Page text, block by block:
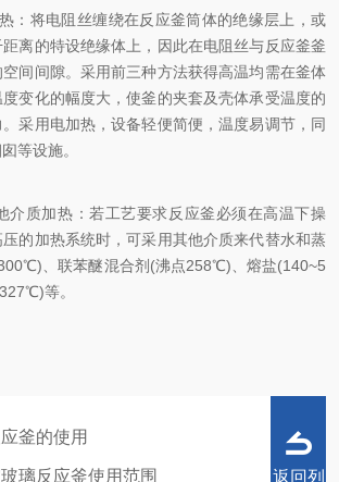
：将电阻丝缠绕在反应釜筒体的绝缘层上，或
离的特设绝缘体上，因此在电阻丝与反应釜釜
间间隙。采用前三种方法获得高温均需在釜体
度变化的幅度大，使釜的夹套及壳体承受温度的
采用电加热，设备轻便简便，温度易调节，同
等设施。
介质加热：若工艺要求反应釜必须在高温下操
的加热系统时，可采用其他介质来代替水和蒸
、联苯醚混合剂(沸点258℃)、熔盐(140~5
等。
釜的使用
璃反应釜使用范围 返回列